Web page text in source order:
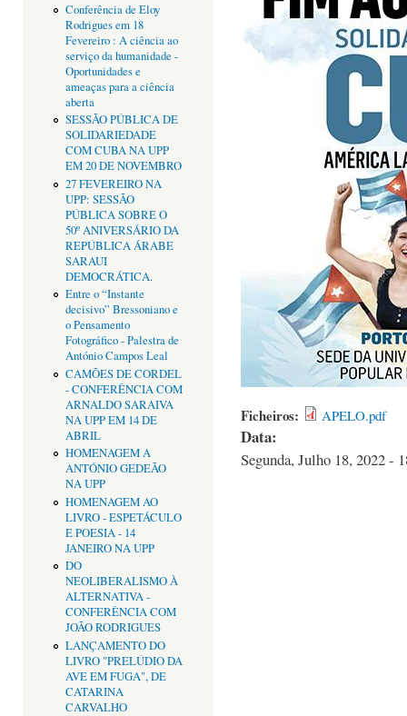
Conferência de Eloy
Rodrigues em 18
Fevereiro : A ciência ao
serviço da humanidade -
Oportunidades e
ameaças para a ciência
aberta
SESSÃO PÚBLICA DE
SOLIDARIEDADE
COM CUBA NA UPP
EM 20 DE NOVEMBRO
27 FEVEREIRO NA
UPP: SESSÃO
PÚBLICA SOBRE O
50º ANIVERSÁRIO DA
REPÚBLICA ÁRABE
SARAUI
DEMOCRÁTICA.
Entre o “Instante
decisivo” Bressoniano e
o Pensamento
Fotográfico - Palestra de
António Campos Leal
CAMÕES DE CORDEL
- CONFERÊNCIA COM
ARNALDO SARAIVA
NA UPP EM 14 DE
ABRIL
HOMENAGEM A
ANTÓNIO GEDEÃO
NA UPP
HOMENAGEM AO
LIVRO - ESPETÁCULO
E POESIA - 14
JANEIRO NA UPP
DO
NEOLIBERALISMO À
ALTERNATIVA -
CONFERÊNCIA COM
JOÃO RODRIGUES
LANÇAMENTO DO
LIVRO "PRELÚDIO DA
AVE EM FUGA", DE
CATARINA
CARVALHO
Ficheiros: APELO.pdf
Data:
Segunda, Julho 18, 2022 -